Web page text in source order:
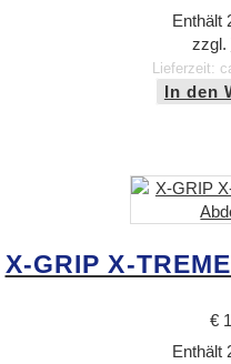
Enthält
zzgl.
Lieferzeit:
In den
X-GRIP X-
€
Enthält